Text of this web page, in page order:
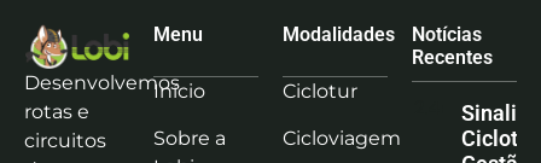
Desenvolvemos
rotas e
circuitos
Menu
Início
Sobre a
Modalidades
Ciclotur
Cicloviagem
Notícias
Recentes